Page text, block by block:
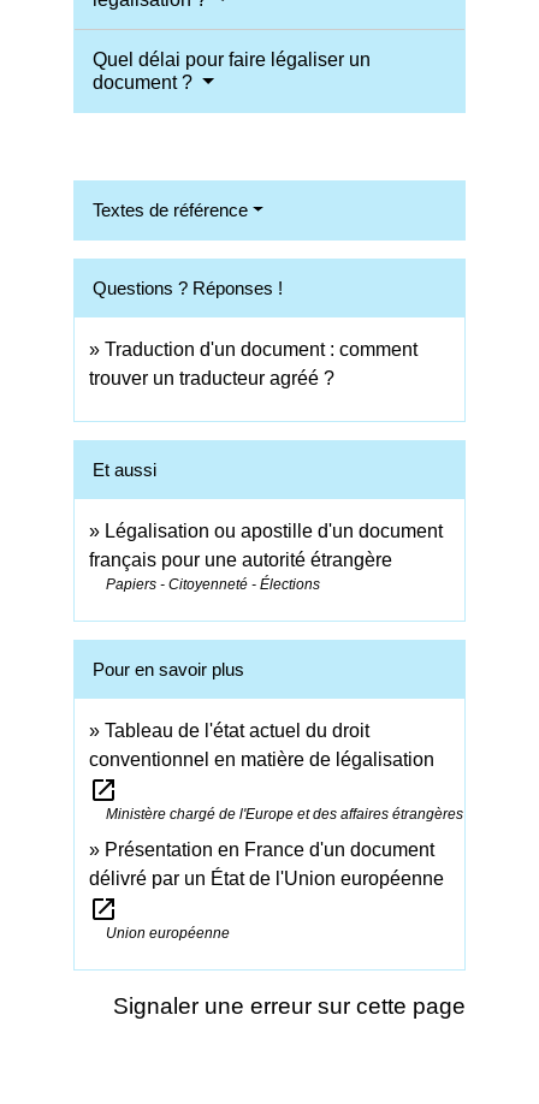
Quel délai pour faire légaliser un
document ?
Textes de référence
Questions ? Réponses !
Traduction d'un document : comment
trouver un traducteur agréé ?
Et aussi
Légalisation ou apostille d'un document
français pour une autorité étrangère
Papiers - Citoyenneté - Élections
Pour en savoir plus
Tableau de l'état actuel du droit
conventionnel en matière de légalisation
open_in_new
Ministère chargé de l'Europe et des affaires étrangères
Présentation en France d'un document
délivré par un État de l'Union européenne
open_in_new
Union européenne
Signaler une erreur sur cette page